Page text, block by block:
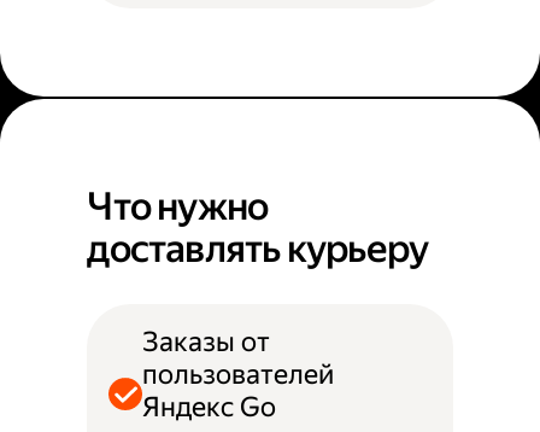
Что нужно
доставлять курьеру
Заказы от
пользователей
Яндекс Go